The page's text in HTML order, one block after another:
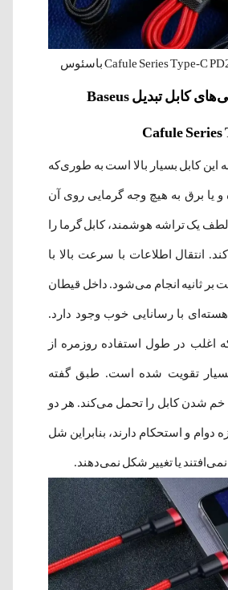
طراحی و ویژگی‌های کابل تبدیل Baseus
Cafule Series
کابل بسیار بالا است به طوری‌که
و یا برق به هیچ وجه گرمایی روی آن
یک تراشه هوشمند، کابل گرما را
انتقال اطلاعات با سرعت بالا با
مگابیت بر ثانیه انجام می‌شود. داخل قیطان
کابل مسی 5 هسته‌ای با رسانایی خوب وجود دارد.
اغلب در طول استفاده روزمره از
تقویت شده است. طبق گفته
سازنده، تا 10000 خم شدن کابل را تحمل می‌کند. هر دو
دوام و استحکام دارند، بنابراین شل
یا تغییر شکل نمی‌دهند.